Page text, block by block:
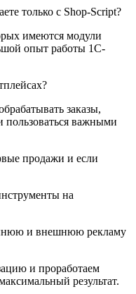
только с Shop-Script?
имеются модули
опыт работы 1С-
заказы,
пользоваться важными
продажи и если
на
и внешнюю рекламу
и проработаем
результат.